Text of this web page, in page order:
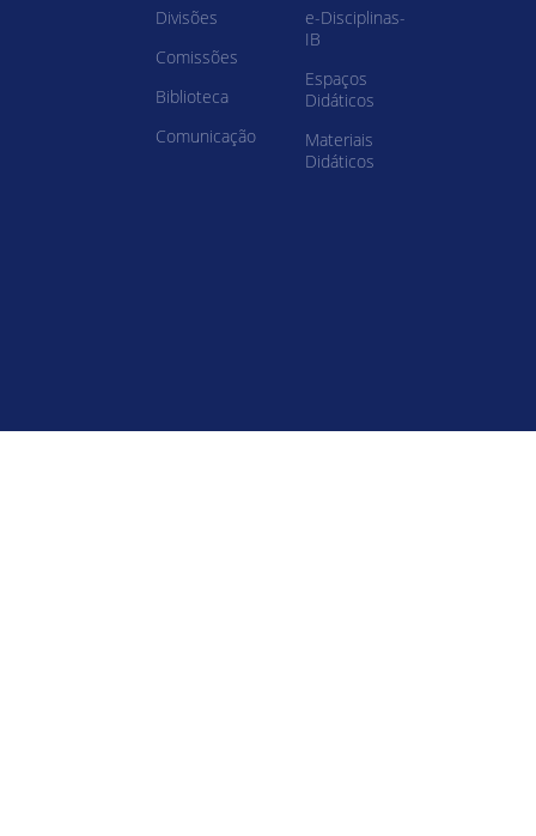
Divisões
Comissões
Biblioteca
Comunicação
e-Disciplinas-
IB
Espaços
Didáticos
Materiais
Didáticos